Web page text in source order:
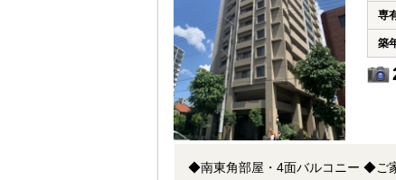
専
築
◆南東角部屋・4面バルコニー ◆ご